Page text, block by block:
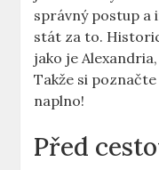
správný postup a
stát za to.
jako je
Takže si
naplno!
Před